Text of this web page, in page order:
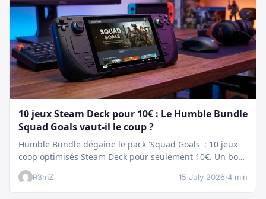
10 jeux Steam Deck pour 10€ : Le Humble Bundle
Squad Goals vaut-il le coup ?
Humble Bundle dégaine le pack 'Squad Goals' : 10 jeux
coop optimisés Steam Deck pour seulement 10€. Un bon
plan…
R3mZ 15 July 2026·4 min